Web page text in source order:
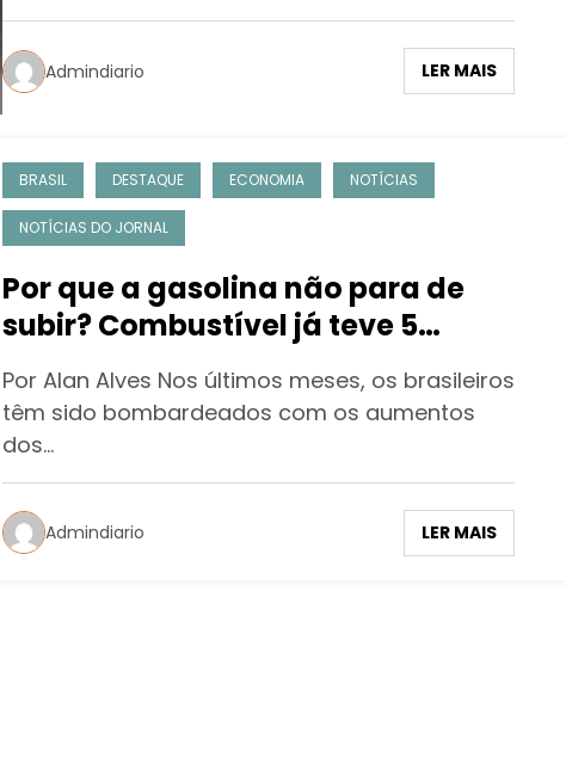
Admindiario LER MAIS
BRASIL DESTAQUE ECONOMIA NOTÍCIAS
NOTÍCIAS DO JORNAL
Por que a gasolina não para de
subir? Combustível já teve 5
reajustes no ano e está 41% mais
caro
Por Alan Alves Nos últimos meses, os brasileiros
têm sido bombardeados com os aumentos
dos…
Admindiario LER MAIS